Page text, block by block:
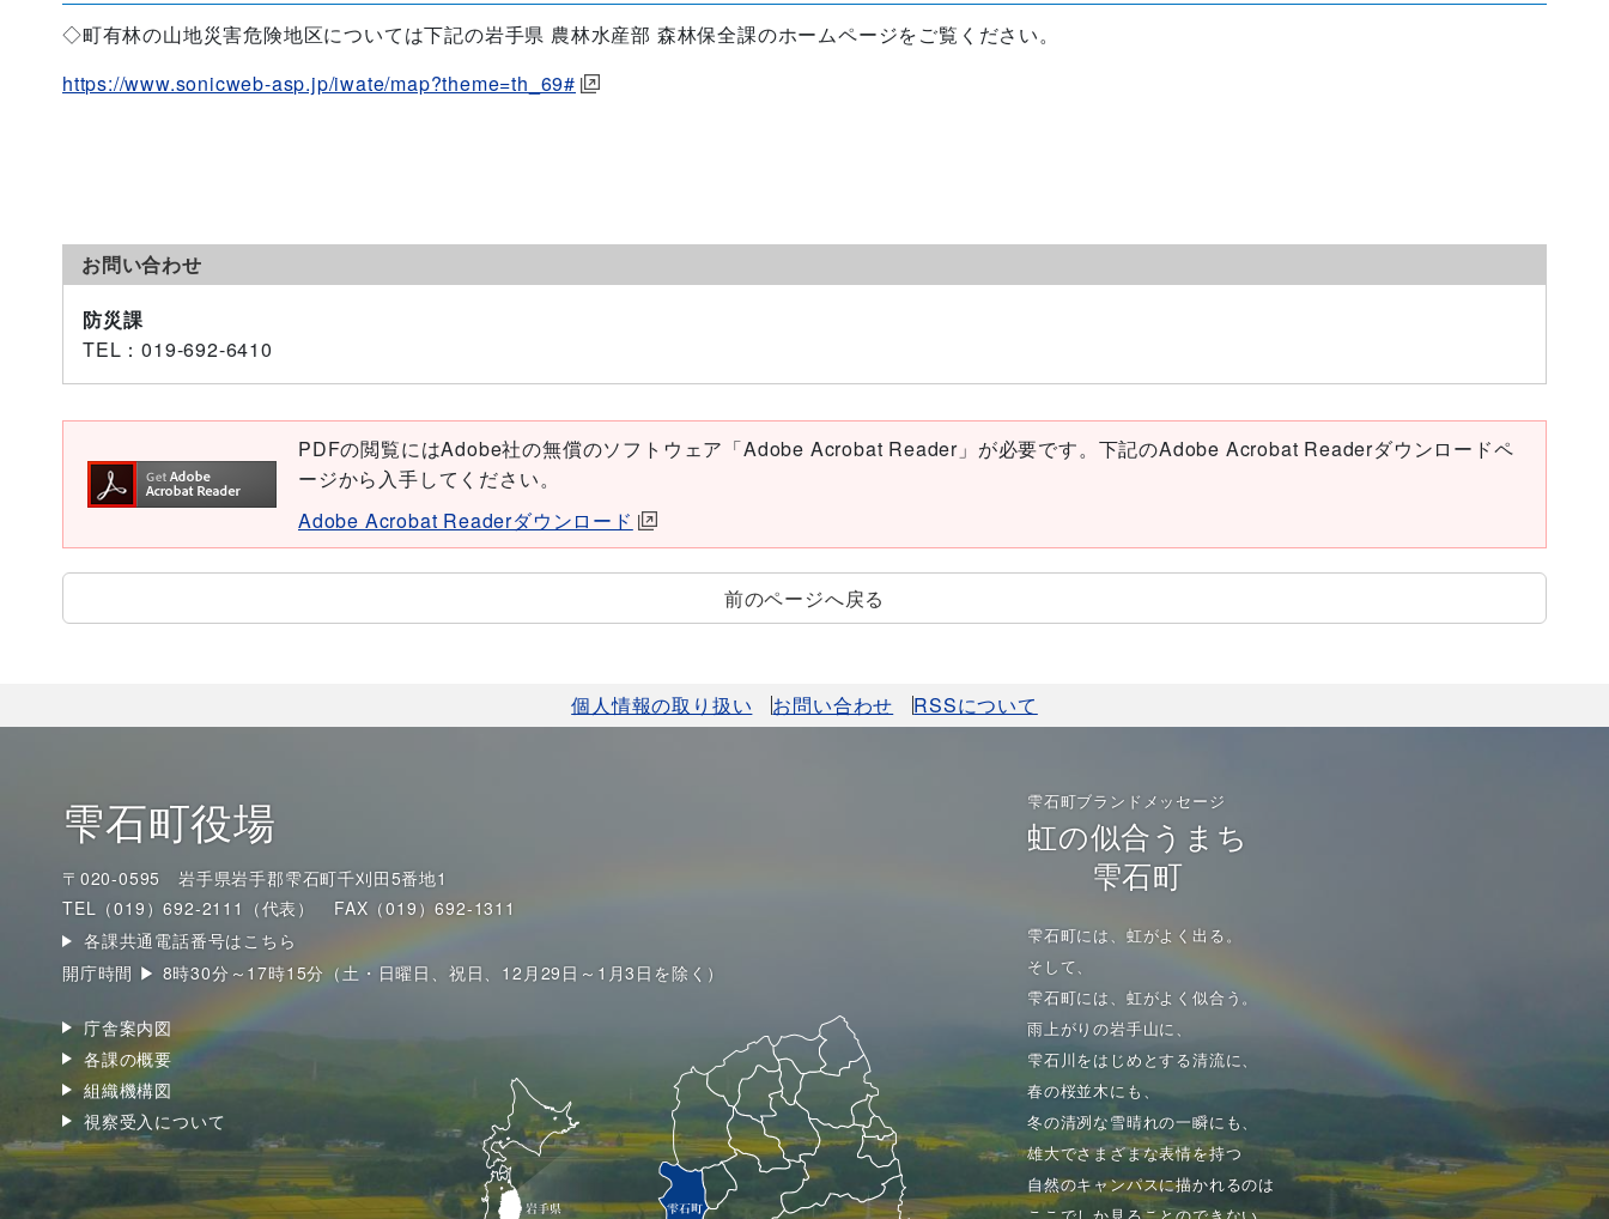
◇町有林の山地災害危険地区については下記の岩手県 農林水産部 森林保全課のホームページをご覧ください。
https://www.sonicweb-asp.jp/iwate/map?theme=th_69#
お問い合わせ
防災課
TEL ：019-692-6410
PDFの閲覧にはAdobe社の無償のソフトウェア「Adobe Acrobat Reader」が必要です。下記のAdobe Acrobat Readerダウンロードペ
ージから入手してください。
Adobe Acrobat Readerダウンロード
前のページへ戻る
個人情報の取り扱い お問い合わせ RSSについて
雫石町役場
〒020-0595 岩手県岩手郡雫石町千刈田5番地1
TEL（019）692-2111（代表）
FAX（019）692-1311
各課共通電話番号はこちら
開庁時間 ▶ 8時30分～17時15分（土・日曜日、祝日、12月29日～1月3日を除く）
庁舎案内図
各課の概要
組織機構図
視察受入について
雫石町ブランドメッセージ
虹の似合うまち
雫石町
雫石町には、虹がよく出る。
そして、
雫石町には、虹がよく似合う。
雨上がりの岩手山に、
雫石川をはじめとする清流に、
春の桜並木にも、
冬の清冽な雪晴れの一瞬にも、
雄大でさまざまな表情を持つ
自然のキャンパスに描かれるのは